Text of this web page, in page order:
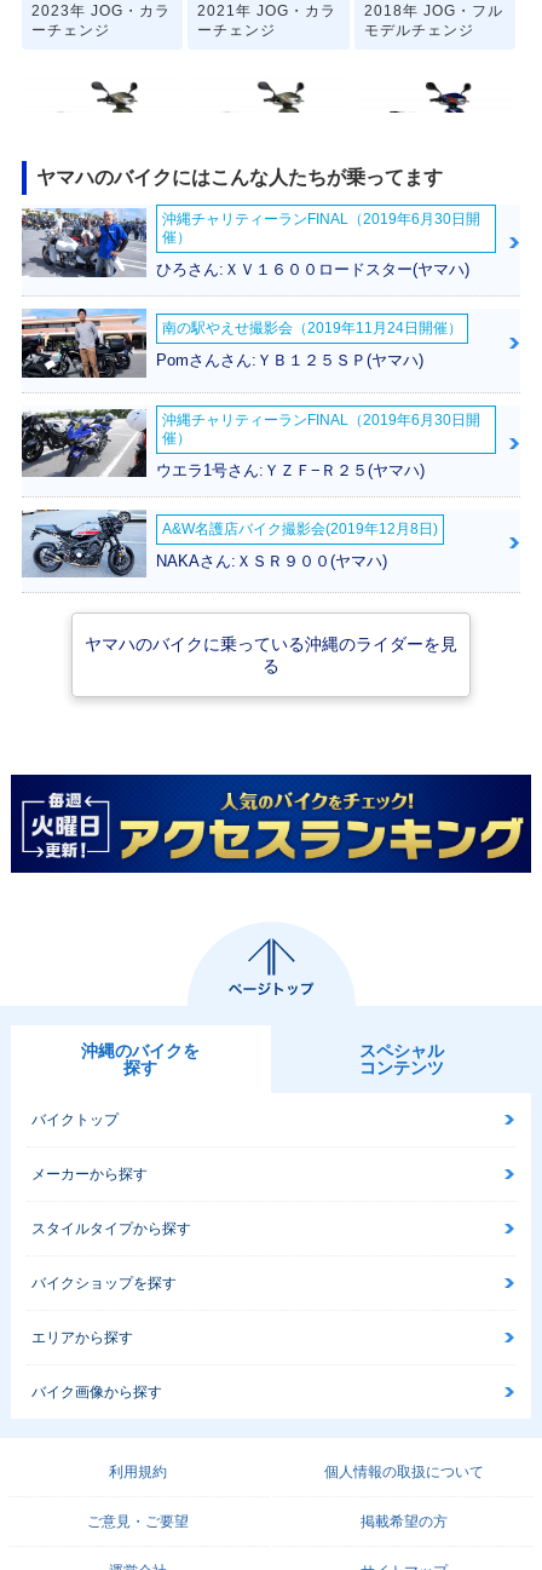
2023年 JOG・カラ
ーチェンジ
2021年 JOG・カラ
ーチェンジ
2018年 JOG・フル
モデルチェンジ
2017年 JOG・マイ
ナーチェンジ
2017年 JOG・追加
2016年 JOG SPEC
IAL・特別・限定仕
様
2015年 JOG・マイ
ナーチェンジ
2015年 JOG・カラ
2013年 JOG・カラ
ーチェンジ
2009年 JOG・カラ
ーチェンジ
2009年 JOG 2008年 JOG
モデルチェンジ
ーチェンジ
2004年 リモコンJ
OG・追加
ヤマハのバイクにはこんな人たちが乗ってます
沖縄チャリティーランFINAL（2019年6月30日開
催）
ひろさん:ＸＶ１６００ロードスター(ヤマハ)
南の駅やえせ撮影会（2019年11月24日開催）
Pomさんさん:ＹＢ１２５ＳＰ(ヤマハ)
沖縄チャリティーランFINAL（2019年6月30日開
催）
ウエラ1号さん:ＹＺＦ−Ｒ２５(ヤマハ)
A&W名護店バイク撮影会(2019年12月8日)
NAKAさん:ＸＳＲ９００(ヤマハ)
ヤマハのバイクに乗っている沖縄のライダーを見
る
沖縄のバイクを
探す
スペシャル
コンテンツ
バイクトップ
メーカーから探す
スタイルタイプから探す
バイクショップを探す
エリアから探す
バイク画像から探す
利用規約 個人情報の取扱について
ご意見・ご要望 掲載希望の方